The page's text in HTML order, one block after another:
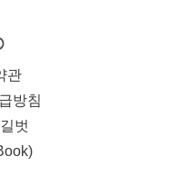
관
방침
벗